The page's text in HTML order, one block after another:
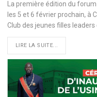
La première édition du
les 5 et 6 février prochain, à
Club des jeunes filles leaders
LIRE LA SUITE...